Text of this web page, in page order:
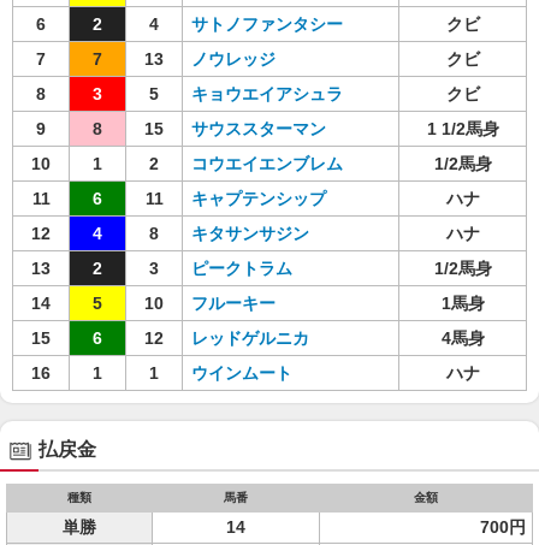
6
2 4 サトノファンタシー
クビ
7
7 13 ノウレッジ
クビ
8
3 5 キョウエイアシュラ
クビ
9
8 15 サウススターマン
1 1/2馬身
10
1 2 コウエイエンブレム
1/2馬身
11
6 11 キャプテンシップ
ハナ
12
4 8 キタサンサジン
ハナ
13
2 3 ピークトラム
1/2馬身
14
5 10 フルーキー
1馬身
15
6 12 レッドゲルニカ
4馬身
16
1 1 ウインムート ハナ
払戻金
種類 馬番 金額
単勝 14 700円